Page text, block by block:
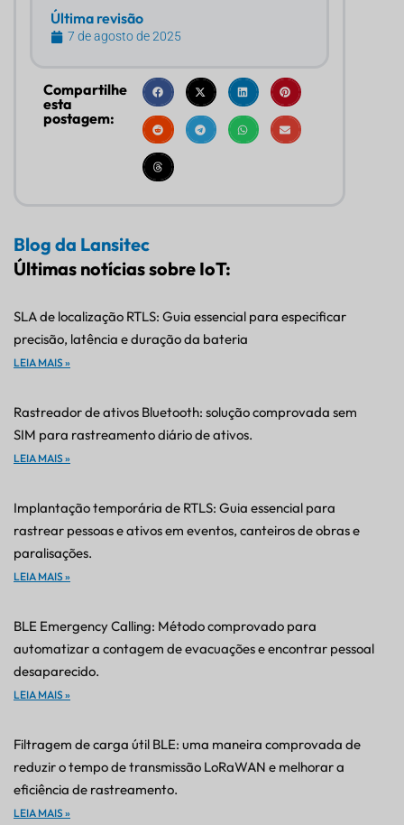
Última revisão
7 de agosto de 2025
Compartilhe
esta
postagem:
Blog da Lansitec
Últimas notícias sobre IoT:
SLA de localização RTLS: Guia essencial para especificar
precisão, latência e duração da bateria
LEIA MAIS »
Rastreador de ativos Bluetooth: solução comprovada sem
SIM para rastreamento diário de ativos.
LEIA MAIS »
Implantação temporária de RTLS: Guia essencial para
rastrear pessoas e ativos em eventos, canteiros de obras e
paralisações.
LEIA MAIS »
BLE Emergency Calling: Método comprovado para
automatizar a contagem de evacuações e encontrar pessoal
desaparecido.
LEIA MAIS »
Filtragem de carga útil BLE: uma maneira comprovada de
reduzir o tempo de transmissão LoRaWAN e melhorar a
eficiência de rastreamento.
LEIA MAIS »